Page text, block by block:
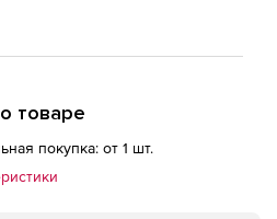
товаре
покупка: от 1 шт.